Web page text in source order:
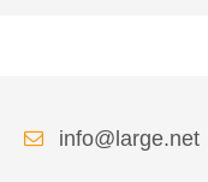
info@large.net